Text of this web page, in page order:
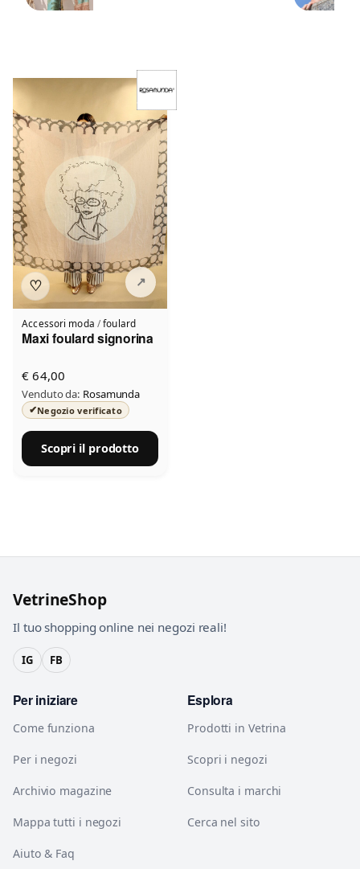
♡
Accessori moda /foulard
Maxi foulard signorina
€ 64,00
Venduto da: Rosamunda
✔Negozio verificato
Scopri il prodotto
VetrineShop
Il tuo shopping online nei negozi reali!
IG FB
Per iniziare
Come funziona
Per i negozi
Archivio magazine
Mappa tutti i negozi
Aiuto & Faq
Esplora
Prodotti in Vetrina
Scopri i negozi
Consulta i marchi
Cerca nel sito